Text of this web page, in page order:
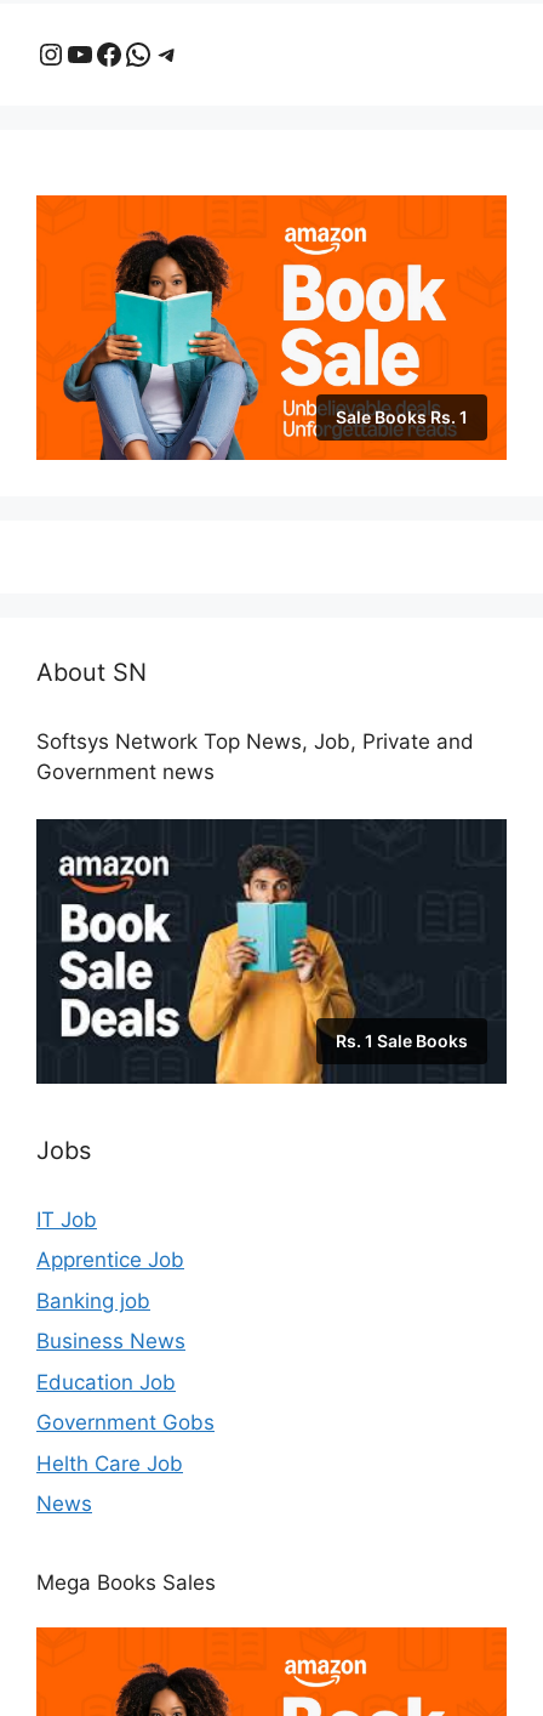
Instagram
YouTube
Facebook
WhatsApp
Telegram
Sale Books Rs. 1
About SN
Softsys Network Top News, Job, Private and
Government news
Rs. 1 Sale Books
Jobs
IT Job
Apprentice Job
Banking job
Business News
Education Job
Government Gobs
Helth Care Job
News
Mega Books Sales